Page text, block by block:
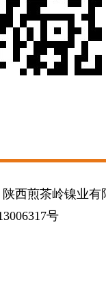
西煎茶岭镍业有
号